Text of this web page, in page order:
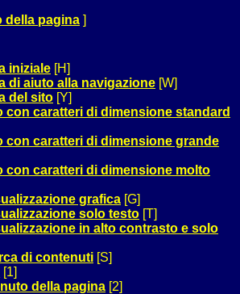
della pagina ]
iniziale [H]
di aiuto alla navigazione [W]
del sito [Y]
con caratteri di dimensione standard
con caratteri di dimensione grande
con caratteri di dimensione molto
grafica [G]
solo testo [T]
in alto contrasto e solo
di contenuti [S]
[1]
della pagina [2]